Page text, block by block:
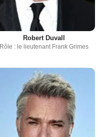
Robert Duvall
Rôle : le lieutenant Frank Grimes